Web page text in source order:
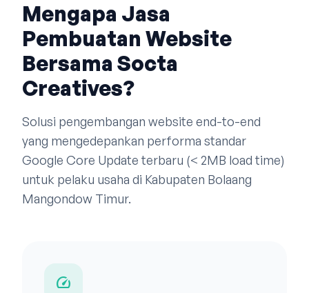
Mengapa Jasa
Pembuatan Website
Bersama Socta
Creatives?
Solusi pengembangan website end-to-end
yang mengedepankan performa standar
Google Core Update terbaru (< 2MB load time)
untuk pelaku usaha di Kabupaten Bolaang
Mangondow Timur.
speed